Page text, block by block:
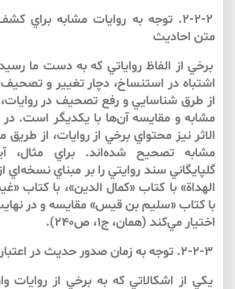
۲-۲-۲. توجه به روايات مشابه
متن احاديث
برخي از الفاظ رواياتي كه به دست ما
اشتباه در استنساخ، دچار تغيير و
از طرق شناسايي و رفع تصحيف در روايات،
مشابه و مقايسه آن‌‌ها با يكديگر است.
الاثر نيز محتواي برخي از روايات، از طريق
مشابه تصحيح شده‌اند. براي مثال،
گلپايگاني سند روايتي را بر مبناي نسخه‌اي
الهداة» با كتاب «كمال الدين»، با كتاب
با كتاب «سليم بن قيس» مقايسه و در
اختيار مي‌‌كند (همان، ج‏۱، ص۲۴۰).
۲-۲-۳. توجه به زمان صدور حديث در اعتبار محتوا
يكي از اشكالاتي كه به برخي از روايات